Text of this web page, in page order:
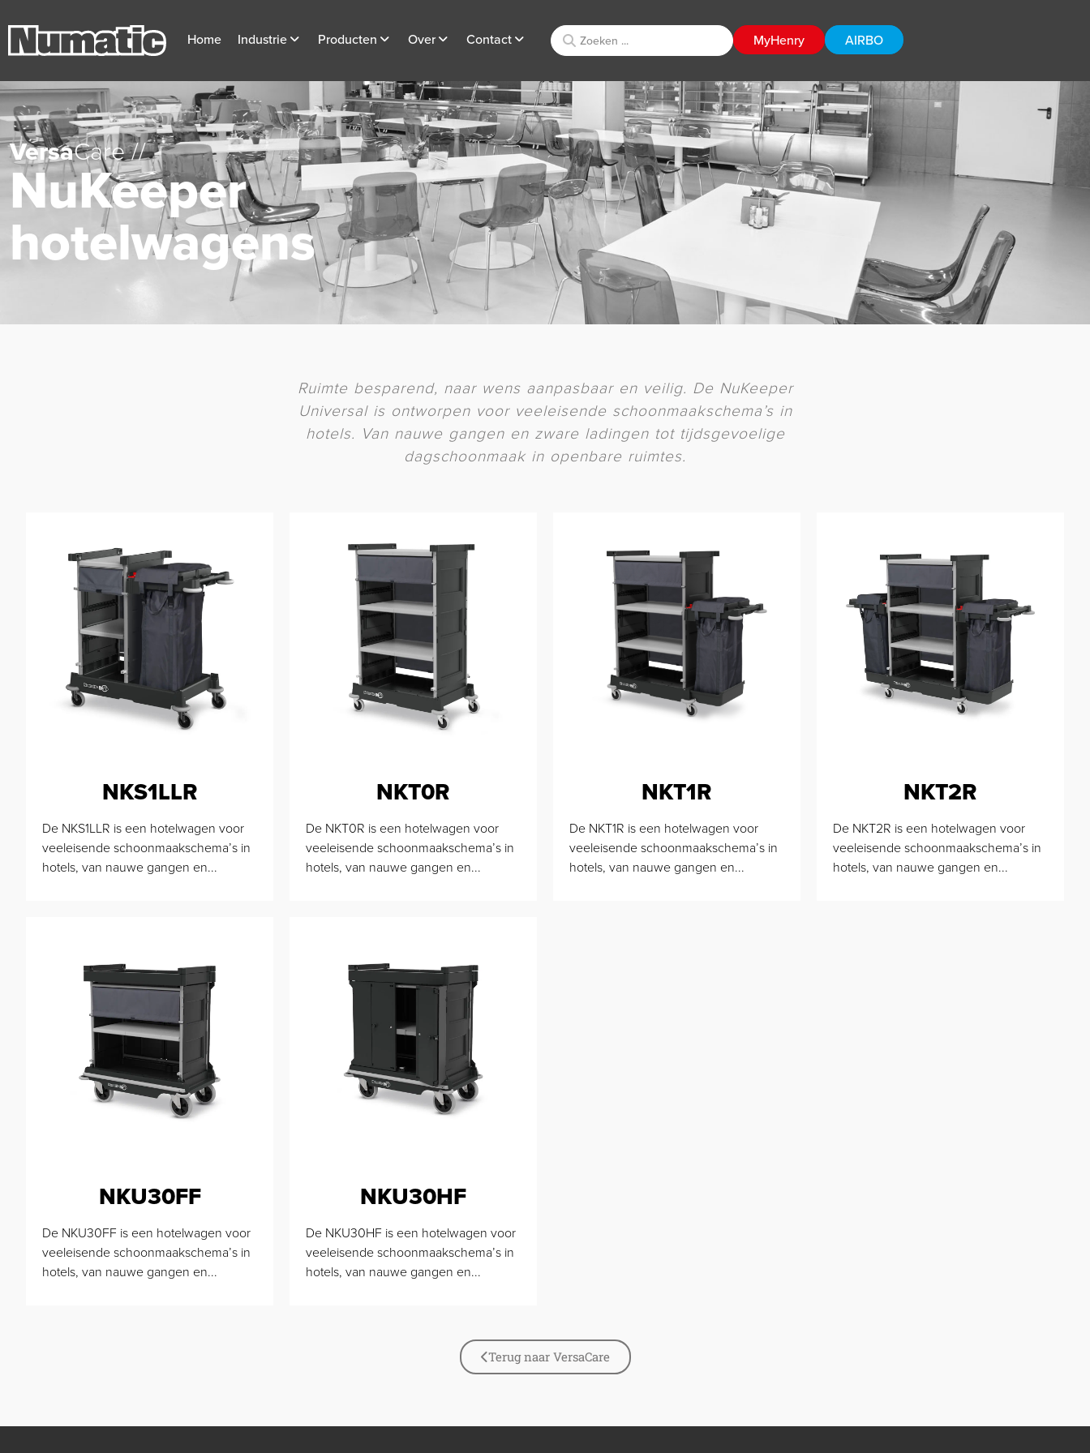
Home Industrie Producten Over Contact MyHenry AIRBO
VersaCare //
NuKeeper
hotelwagens
Ruimte besparend, naar wens aanpasbaar en veilig. De NuKeeper
Universal is ontworpen voor veeleisende schoonmaakschema’s in
hotels. Van nauwe gangen en zware ladingen tot tijdsgevoelige
dagschoonmaak in openbare ruimtes.
NKS1LLR
De NKS1LLR is een hotelwagen voor
veeleisende schoonmaakschema’s in
hotels, van nauwe gangen en...
NKT0R
De NKT0R is een hotelwagen voor
veeleisende schoonmaakschema’s in
hotels, van nauwe gangen en...
NKT1R
De NKT1R is een hotelwagen voor
veeleisende schoonmaakschema’s in
hotels, van nauwe gangen en...
NKT2R
De NKT2R is een hotelwagen voor
veeleisende schoonmaakschema’s in
hotels, van nauwe gangen en...
NKU30FF
De NKU30FF is een hotelwagen voor
veeleisende schoonmaakschema’s in
hotels, van nauwe gangen en...
NKU30HF
De NKU30HF is een hotelwagen voor
veeleisende schoonmaakschema’s in
hotels, van nauwe gangen en...
Terug naar VersaCare